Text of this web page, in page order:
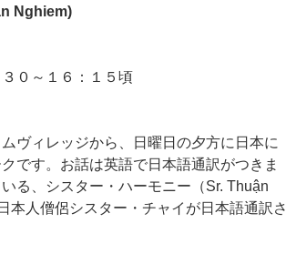
Nghiem)
０～１６：１５‬頃
ヴィレッジから、‪日曜日の夕方‬に日本に
です。お話は英語で日本語通訳がつきま
る、シスター・ハーモニー（Sr. Thuận
本人僧侶シスター・チャイが日本語通訳さ